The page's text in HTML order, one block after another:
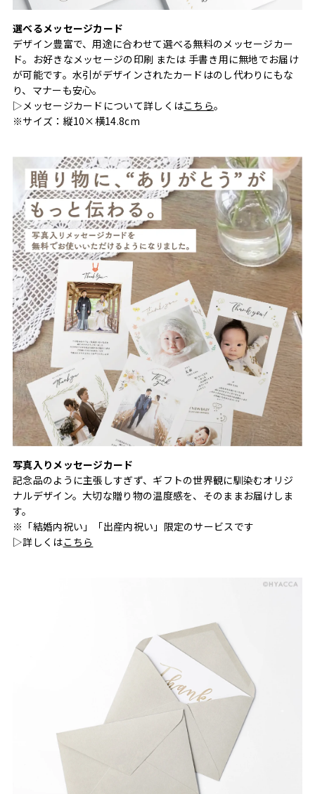
選べるメッセージカード
デザイン豊富で、用途に合わせて選べる無料のメッセージカー
ド。お好きなメッセージの印刷 または 手書き用に無地でお届け
が可能です。水引がデザインされたカードはのし代わりにもな
り、マナーも安心。
▷メッセージカードについて詳しくはこちら。
※サイズ：縦10×横14.8cm
写真入りメッセージカード
記念品のように主張しすぎず、ギフトの世界観に馴染むオリジ
ナルデザイン。大切な贈り物の温度感を、そのままお届けしま
す。
※「結婚内祝い」「出産内祝い」限定のサービスです
▷詳しくはこちら